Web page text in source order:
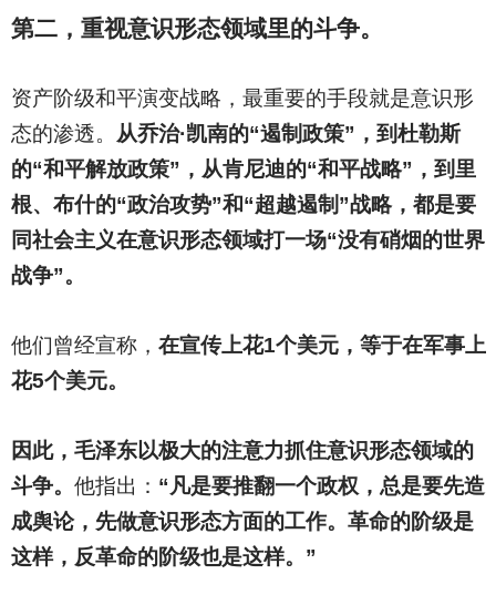
第二，重视意识形态领域里的斗争。
资产阶级和平演变战略，最重要的手段就是意识形
态的渗透。
从乔治·凯南的“遏制政策”，到杜勒斯
的“和平解放政策”，从肯尼迪的“和平战略”，到里
根、布什的“政治攻势”和“超越遏制”战略，都是要
同社会主义在意识形态领域打一场“没有硝烟的世界
战争”。
他们曾经宣称， 在宣传上花1个美元，等于在军事上
花5个美元。
因此，毛泽东以极大的注意力抓住意识形态领域的
斗争。 他指出： “凡是要推翻一个政权，总是要先造
成舆论，先做意识形态方面的工作。革命的阶级是
这样，反革命的阶级也是这样。”